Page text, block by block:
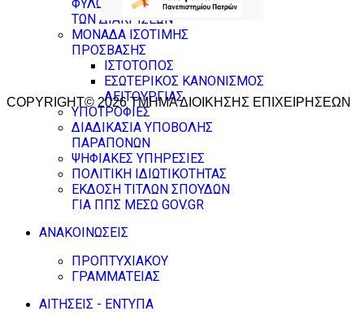
ΦΥΛΩΝ & ΚΑΤΑΠΟΛΕΜΗΣΗΣ
ΤΩΝ ΔΙΑΚΡΙΣΕΩΝ
ΜΟΝΑΔΑ ΙΣΟΤΙΜΗΣ
ΠΡΟΣΒΑΣΗΣ
ΙΣΤΟΤΟΠΟΣ
ΕΣΩΤΕΡΙΚΟΣ ΚΑΝΟΝΙΣΜΟΣ
ΛΕΙΤΟΥΡΓΙΑΣ
ΥΠΟΤΡΟΦΙΕΣ
ΔΙΑΔΙΚΑΣΙΑ ΥΠΟΒΟΛΗΣ
ΠΑΡΑΠΟΝΩΝ
ΨΗΦΙΑΚΕΣ ΥΠΗΡΕΣΙΕΣ
ΠΟΛΙΤΙΚΗ ΙΔΙΩΤΙΚΟΤΗΤΑΣ
ΕΚΔΟΣΗ ΤΙΤΛΩΝ ΣΠΟΥΔΩΝ
ΓΙΑ ΠΠΣ ΜΕΣΩ GOV.GR
ΑΝΑΚΟΙΝΩΣΕΙΣ
ΠΡΟΠΤΥΧΙΑΚΟΥ
ΓΡΑΜΜΑΤΕΙΑΣ
ΑΙΤΗΣΕΙΣ - ΕΝΤΥΠΑ
COPYRIGHT© 2026 ΤΜΗΜΑ ΔΙΟΙΚΗΣΗΣ ΕΠΙΧΕΙΡΗΣΕΩΝ